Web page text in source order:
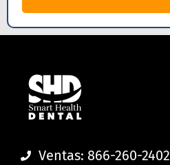
Ventas: 866-260-2402